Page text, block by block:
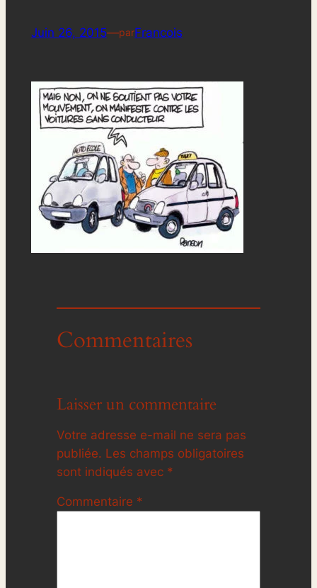
Juin 26, 2015—parFrancois
Commentaires
Laisser un commentaire
Votre adresse e-mail ne sera pas
publiée. Les champs obligatoires
sont indiqués avec *
Commentaire *